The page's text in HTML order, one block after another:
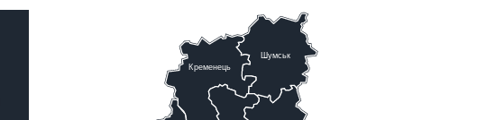
Шумськ
Кременець